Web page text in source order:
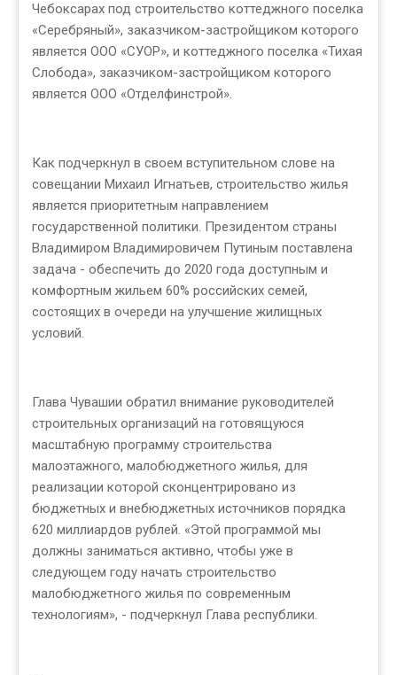
Чебоксарах под строительство коттеджного поселка
«Серебряный», заказчиком-застройщиком которого
является ООО «СУОР», и коттеджного поселка «Тихая
Слобода», заказчиком-застройщиком которого
является ООО «Отделфинстрой».
Как подчеркнул в своем вступительном слове на
совещании Михаил Игнатьев, строительство жилья
является приоритетным направлением
государственной политики. Президентом страны
Владимиром Владимировичем Путиным поставлена
задача - обеспечить до 2020 года доступным и
комфортным жильем 60% российских семей,
состоящих в очереди на улучшение жилищных
условий.
Глава Чувашии обратил внимание руководителей
строительных организаций на готовящуюся
масштабную программу строительства
малоэтажного, малобюджетного жилья, для
реализации которой сконцентрировано из
бюджетных и внебюджетных источников порядка
620 миллиардов рублей. «Этой программой мы
должны заниматься активно, чтобы уже в
следующем году начать строительство
малобюджетного жилья по современным
технологиям», - подчеркнул Глава республики.